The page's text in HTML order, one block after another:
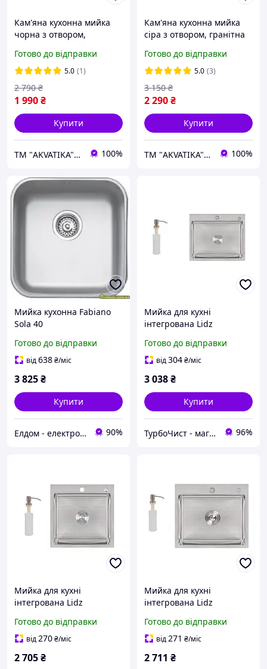
Кам'яна кухонна мийка
чорна з отвором,
чорного кольору зі
штучного каменю
Готово до відправки
5.0 (1)
1 990₴
2 790 ₴
Купити
ТМ "AKVATIKA" интернет-магазин виробника 100%
Кам'яна кухонна мийка
сіра з отвором, гранітна
кольору зі штучного
каменю
Готово до відправки
5.0 (3)
2 290₴
3 150 ₴
Купити
ТМ "AKVATIKA" интернет-магазин виробника 100%
Мийка кухонна Fabiano
Sola 40
Готово до відправки
від638₴/міс
3 825₴
Купити
Елдом - електроніка в Ваш дім! 90%
Мийка для кухні
інтегрована Lidz
(LDH6050BRU35371)
Brushed Steel 3,0/1,0 мм
Готово до відправки
від304₴/міс
3 038₴
Купити
ТурбоЧист - магазин сантехніки 96%
Мийка для кухні
інтегрована Lidz
(LDH5050BRU35375)
Brushed Steel 3,0/1,0 мм
Готово до відправки
від270₴/міс
2 705₴
Мийка для кухні
інтегрована Lidz
(LDH5045BRU35383)
Brushed Steel 3,0/1,0 мм
Готово до відправки
від271 ₴/міс
2 711 ₴